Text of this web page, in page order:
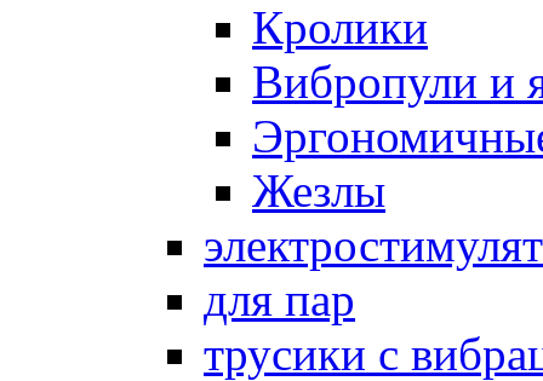
Кролики
Вибропули и
Жезлы
для пар
трусики с